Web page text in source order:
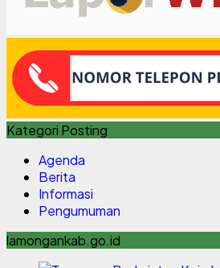
Kategori Posting
Agenda
Berita
Informasi
Pengumuman
lamongankab.go.id